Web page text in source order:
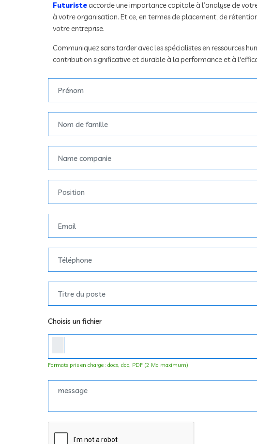
Futuristeaccorde une importance capitale à l’analyse de
à votre organisation. Et ce, en termes de placement, de
votre entreprise.
Communiquez sans tarder avec les spécialistes en ressources
contribution significative et durable à la performance et à
Choisis un fichier
Formats pris en charge : docx, doc, PDF (2 Mo maximum)